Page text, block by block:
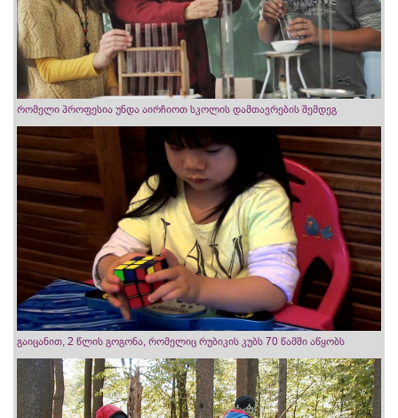
რომელი პროფესია უნდა აირჩიოთ სკოლის დამთავრების შემდეგ
გაიცანით, 2 წლის გოგონა, რომელიც რუბიკის კუბს 70 წამში აწყობს